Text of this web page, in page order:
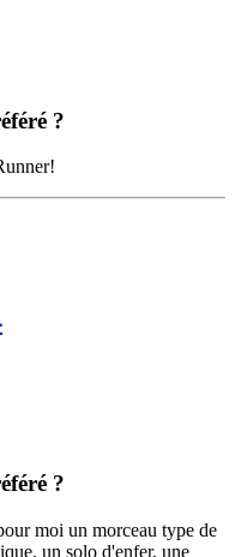
?
?
moi un morceau type de
un solo d'enfer, une